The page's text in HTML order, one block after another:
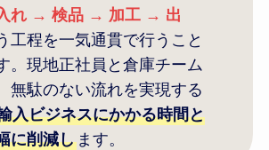
入れ → 検品 → 加工 → 出
工程を一気通貫で行うこと
。現地正社員と倉庫チーム
無駄のない流れを実現する
入ビジネスにかかる時間と
に削減します。